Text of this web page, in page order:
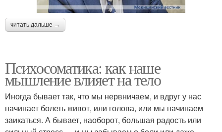
читать дальше →
Психосоматика: как наше
мышление влияет на тело
Иногда бывает так, что мы нервничаем, и вдруг у нас
начинает болеть живот, или голова, или мы начинаем
заикаться. А бывает, наоборот, большая радость или